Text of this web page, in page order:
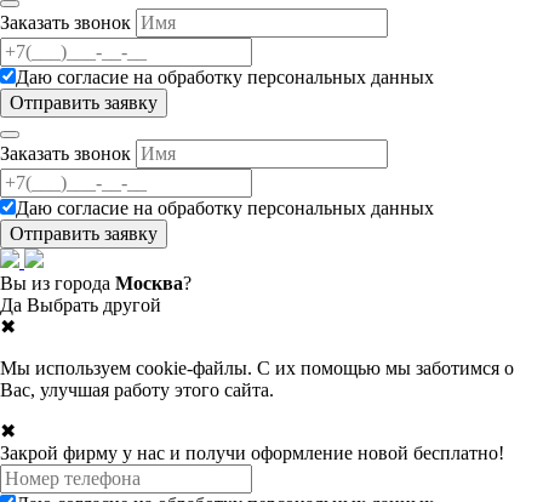
Заказать звонок
Даю согласие на обработку персональных данных
Заказать звонок
Даю согласие на обработку персональных данных
Вы из города Москва?
Да Выбрать другой
✖
Мы используем cookie-файлы. С их помощью мы заботимся о
Вас, улучшая работу этого сайта.
✖
Закрой фирму у нас и получи оформление новой бесплатно!